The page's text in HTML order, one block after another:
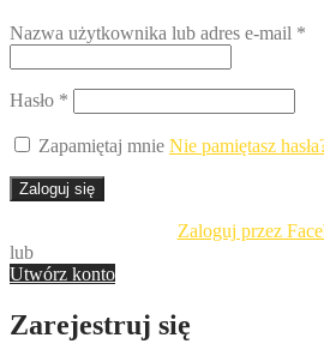
Nazwa użytkownika lub adres e-mail *
Hasło *
Zapamiętaj mnie Nie pamiętasz
Zaloguj się
Zaloguj przez
lub
Utwórz konto
Zarejestruj się